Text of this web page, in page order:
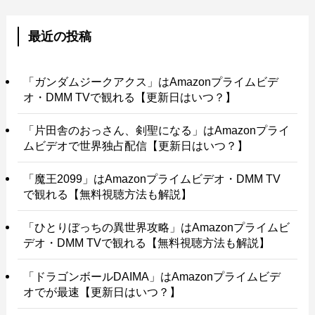
最近の投稿
「ガンダムジークアクス」はAmazonプライムビデ
オ・DMM TVで観れる【更新日はいつ？】
「片田舎のおっさん、剣聖になる」はAmazonプライ
ムビデオで世界独占配信【更新日はいつ？】
「魔王2099」はAmazonプライムビデオ・DMM TV
で観れる【無料視聴方法も解説】
「ひとりぼっちの異世界攻略」はAmazonプライムビ
デオ・DMM TVで観れる【無料視聴方法も解説】
「ドラゴンボールDAIMA」はAmazonプライムビデ
オでが最速【更新日はいつ？】